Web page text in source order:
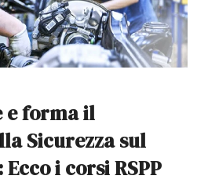
e forma il
Sicurezza sul
i corsi RSPP